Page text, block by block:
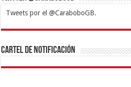
Tweets por el @CaraboboGB.
1xbetBetturkeyBetistKralbet
https://mvbcasino.com/
Cartel de Notificación